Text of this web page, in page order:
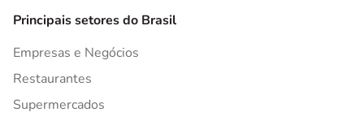
Principais setores do Brasil
Empresas e Negócios
Restaurantes
Supermercados